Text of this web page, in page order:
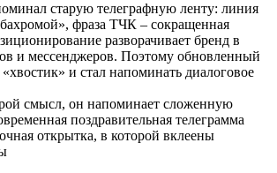
старую телеграфную ленту: линия
фраза ТЧК – сокращенная
разворачивает бренд в
и мессенджеров. Поэтому обновленный
и стал напоминать диалоговое
смысл, он напоминает сложенную
поздравительная телеграмма
открытка, в которой вклеены